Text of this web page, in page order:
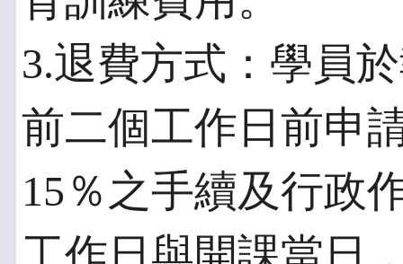
3.退費方式：學員
前二個工作日前申
15％之手續及行政